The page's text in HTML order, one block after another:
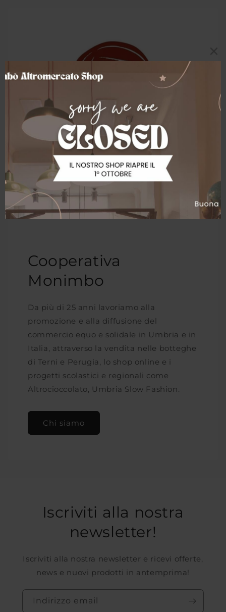
Cooperativa
Monimbo
Da più di 25 anni lavoriamo alla
promozione e alla diffusione del
commercio equo e solidale in Umbria e in
Italia, attraverso la vendita nelle botteghe
di Terni e Perugia, lo shop online e i
progetti scolastici e regionali come
Altrocioccolato, Umbria Slow Fashion.
Chi siamo
Iscriviti alla nostra
newsletter!
Iscriviti alla nostra newsletter e ricevi offerte,
news e nuovi prodotti in antemprima!
Indirizzo email